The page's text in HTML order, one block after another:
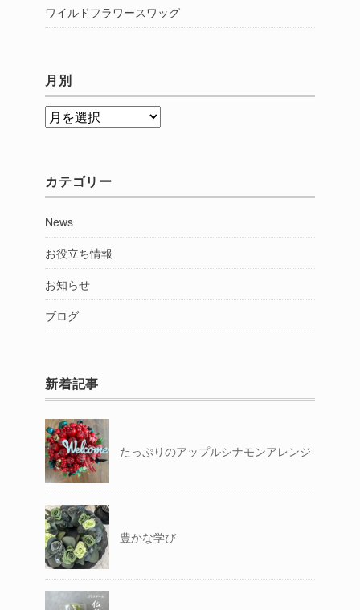
ワイルドフラワースワッグ
月別
月
カテゴリー
News
お役立ち情報
お知らせ
ブログ
新着記事
たっぷりのアップルシナモンアレンジ
豊かな学び